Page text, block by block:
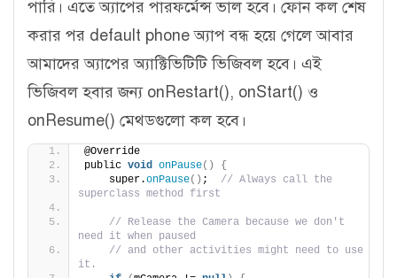
পারি। এতে অ্যাপের পারফর্মেন্স ভাল হবে। ফোন কল শেষ
করার পর default phone অ্যাপ বন্ধ হয়ে গেলে আবার
আমাদের অ্যাপের অ্যাক্টিভিটিটি ভিজিবল হবে। এই
ভিজিবল হবার জন্য onRestart(), onStart() ও
onResume() মেথডগুলো কল হবে।
@Override
public void onPause()
{
    super.
onPause() ; // Always call the
superclass method first
// Release the Camera because we don't
need it when paused
// and other activities might need to use
it.